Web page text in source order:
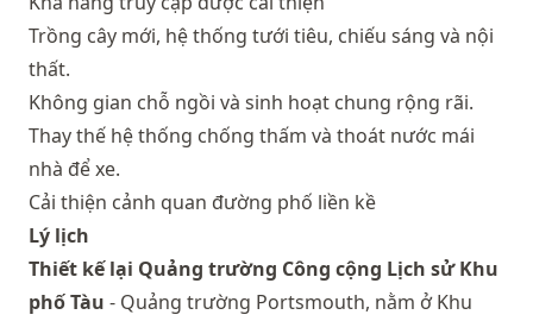
Trồng cây mới, hệ thống tưới tiêu, chiếu sáng và nội
thất.
Không gian chỗ ngồi và sinh hoạt chung rộng rãi.
Thay thế hệ thống chống thấm và thoát nước mái
nhà để xe.
Cải thiện cảnh quan đường phố liền kề
Lý lịch
Thiết kế lại Quảng trường Công cộng Lịch sử Khu
phố Tàu - Quảng trường Portsmouth, nằm ở Khu